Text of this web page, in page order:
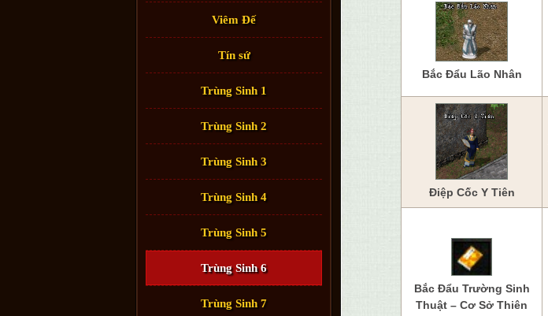
Viêm Đế
Tín sứ
Trùng Sinh 1
Trùng Sinh 2
Trùng Sinh 3
Trùng Sinh 4
Trùng Sinh 5
Trùng Sinh 6
Trùng Sinh 7
Bắc Đẩu Lão Nhân
Điệp Cốc Y Tiên
Bắc Đẩu Trường Sinh
Thuật – Cơ Sở Thiên